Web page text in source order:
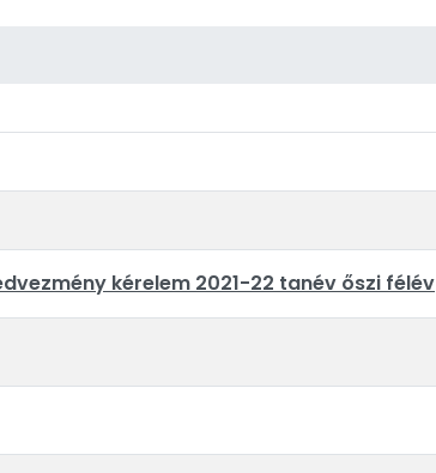
kérelem 2021-22 tanév őszi félév